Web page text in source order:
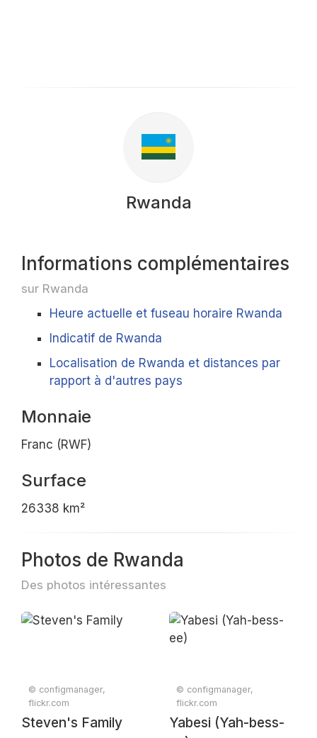
Rwanda
Informations complémentaires
sur Rwanda
Heure actuelle et fuseau horaire Rwanda
Indicatif de Rwanda
Localisation de Rwanda et distances par
rapport à d'autres pays
Monnaie
Franc (RWF)
Surface
26338 km²
Photos de Rwanda
Des photos intéressantes
© configmanager,
flickr.com
Steven's Family
© configmanager,
flickr.com
Yabesi (Yah-bess-